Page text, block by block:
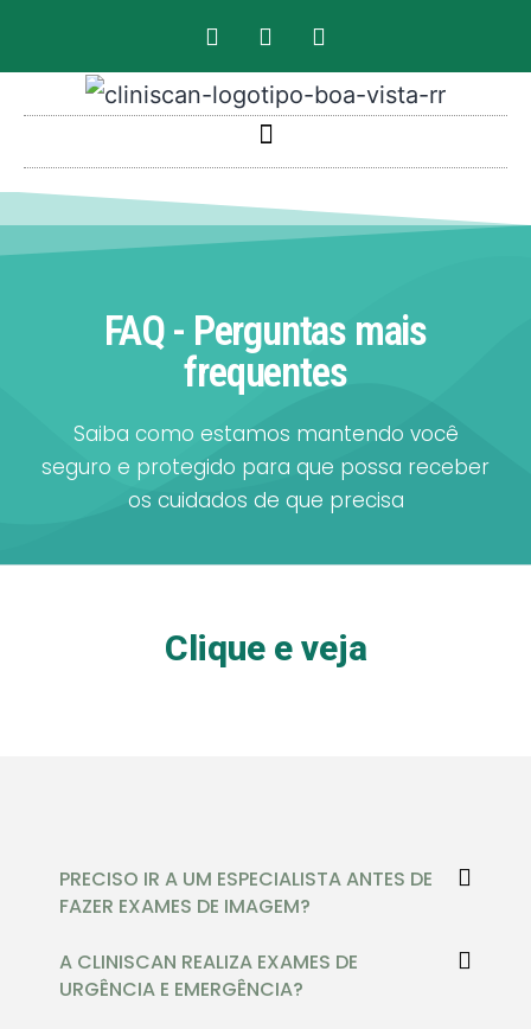
FAQ - Perguntas mais
frequentes
Saiba como estamos mantendo você
seguro e protegido para que possa receber
os cuidados de que precisa
Clique e veja
PRECISO IR A UM ESPECIALISTA ANTES DE
FAZER EXAMES DE IMAGEM?
A CLINISCAN REALIZA EXAMES DE
URGÊNCIA E EMERGÊNCIA?